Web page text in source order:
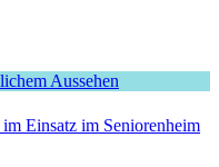
Einsatz im Seniorenheim